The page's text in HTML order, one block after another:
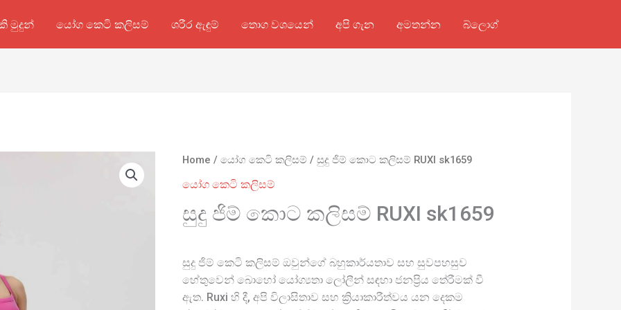
මුදුන් යෝග කෙටි කලිසම් ශරීර ඇඳුම් තොග වශයෙන් අපි ගැන අමතන්න බ්ලොග්
Home /යෝග කෙටි කලිසම් / සුදු ජිම් කොට කලිසම් RUXI sk1659
යෝග කෙටි කලිසම්
සුදු ජිම් කොට කලිසම් RUXI sk1659
සුදු ජිම් කෙටි කලිසම් ඔවුන්ගේ බහුකාර්යතාව සහ සුවපහසුව
හේතුවෙන් බොහෝ යෝග්‍යතා ලෝලීන් සඳහා ජනප්‍රිය තේරීමක් වී
ඇත. Ruxi හි දී, අපි විලාසිතාව සහ ක්‍රියාකාරීත්වය යන දෙකම